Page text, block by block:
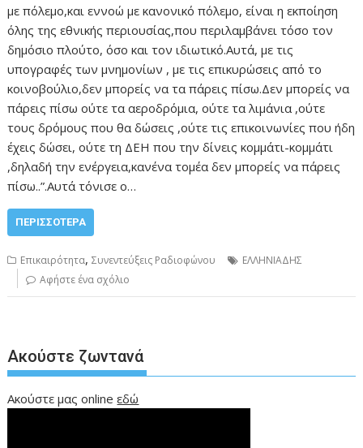
με πόλεμο,και εννοώ με κανονικό πόλεμο, είναι η εκποίηση
όλης της εθνικής περιουσίας,που περιλαμβάνει τόσο τον
δημόσιο πλούτο, όσο και τον ιδιωτικό.Αυτά, με τις
υπογραφές των μνημονίων , με τις επικυρώσεις από το
κοινοβούλιο,δεν μπορείς να τα πάρεις πίσω.Δεν μπορείς να
πάρεις πίσω ούτε τα αεροδρόμια, ούτε τα λιμάνια ,ούτε
τους δρόμους που θα δώσεις ,ούτε τις επικοινωνίες που ήδη
έχεις δώσει, ούτε τη ΔΕΗ που την δίνεις κομμάτι-κομμάτι
,δηλαδή την ενέργεια,κανένα τομέα δεν μπορείς να πάρεις
πίσω..”.Αυτά τόνισε ο…
ΠΕΡΙΣΣΌΤΕΡΑ
Επικαιρότητα,Συνεντεύξεις Ραδιοφώνου
ΕΛΛΗΝΙΑΔΗΣ
Αφήστε ένα σχόλιο
Ακούστε ζωντανά
Ακούστε μας onlineεδώ